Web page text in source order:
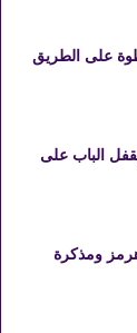
ق
على الطريق
الباب على
ومذكرة